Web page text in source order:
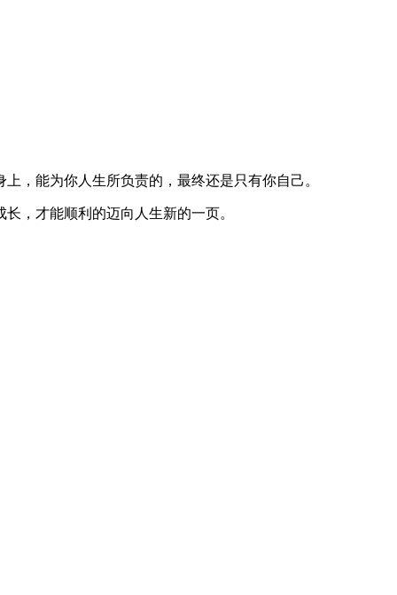
，能为你人生所负责的，最终还是只有你自己。
，才能顺利的迈向人生新的一页。